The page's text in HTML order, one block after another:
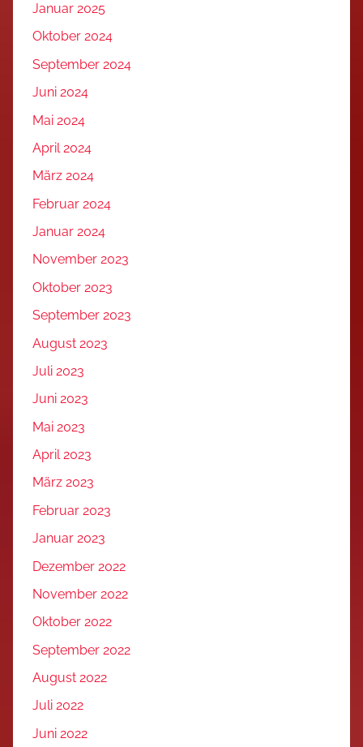
Januar 2025
Oktober 2024
September 2024
Juni 2024
Mai 2024
April 2024
März 2024
Februar 2024
Januar 2024
November 2023
Oktober 2023
September 2023
August 2023
Juli 2023
Juni 2023
Mai 2023
April 2023
März 2023
Februar 2023
Januar 2023
Dezember 2022
November 2022
Oktober 2022
September 2022
August 2022
Juli 2022
Juni 2022